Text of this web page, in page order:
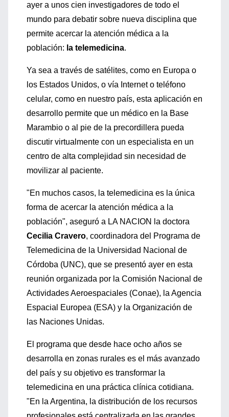
ayer a unos cien investigadores de todo el
mundo para debatir sobre nueva disciplina que
permite acercar la atención médica a la
población: la telemedicina.
Ya sea a través de satélites, como en Europa o
los Estados Unidos, o vía Internet o teléfono
celular, como en nuestro país, esta aplicación en
desarrollo permite que un médico en la Base
Marambio o al pie de la precordillera pueda
discutir virtualmente con un especialista en un
centro de alta complejidad sin necesidad de
movilizar al paciente.
"En muchos casos, la telemedicina es la única
forma de acercar la atención médica a la
población", aseguró a LA NACION la doctora
Cecilia Cravero, coordinadora del Programa de
Telemedicina de la Universidad Nacional de
Córdoba (UNC), que se presentó ayer en esta
reunión organizada por la Comisión Nacional de
Actividades Aeroespaciales (Conae), la Agencia
Espacial Europea (ESA) y la Organización de
las Naciones Unidas.
El programa que desde hace ocho años se
desarrolla en zonas rurales es el más avanzado
del país y su objetivo es transformar la
telemedicina en una práctica clínica cotidiana.
"En la Argentina, la distribución de los recursos